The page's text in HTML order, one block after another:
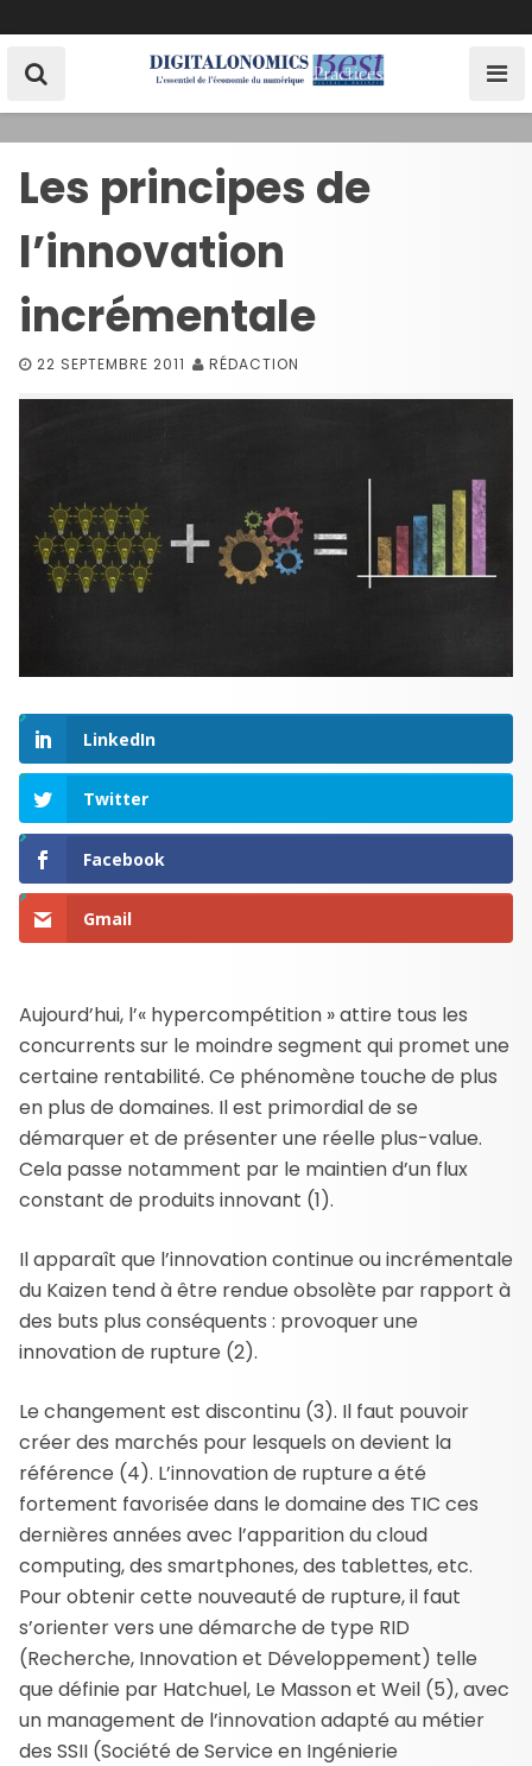
k
Les principes de
l’innovation
incrémentale
22 SEPTEMBRE 2011 RÉDACTION
LinkedIn
Twitter
Facebook
Gmail
Aujourd’hui, l’« hypercompétition » attire tous les
concurrents sur le moindre segment qui promet une
certaine rentabilité. Ce phénomène touche de plus
en plus de domaines. Il est primordial de se
démarquer et de présenter une réelle plus-value.
Cela passe notamment par le maintien d’un flux
constant de produits innovant (1).
Il apparaît que l’innovation continue ou incrémentale
du Kaizen tend à être rendue obsolète par rapport à
des buts plus conséquents : provoquer une
innovation de rupture (2).
Le changement est discontinu (3). Il faut pouvoir
créer des marchés pour lesquels on devient la
référence (4). L’innovation de rupture a été
fortement favorisée dans le domaine des TIC ces
dernières années avec l’apparition du cloud
computing, des smartphones, des tablettes, etc.
Pour obtenir cette nouveauté de rupture, il faut
s’orienter vers une démarche de type RID
(Recherche, Innovation et Développement) telle
que définie par Hatchuel, Le Masson et Weil (5), avec
un management de l’innovation adapté au métier
des SSII (Société de Service en Ingénierie